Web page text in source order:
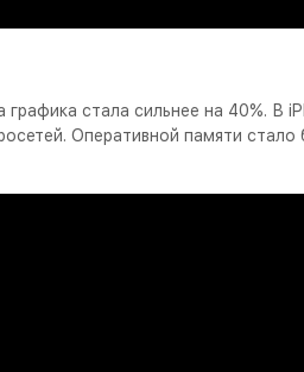
стала сильнее на 40%. В
Оперативной памяти